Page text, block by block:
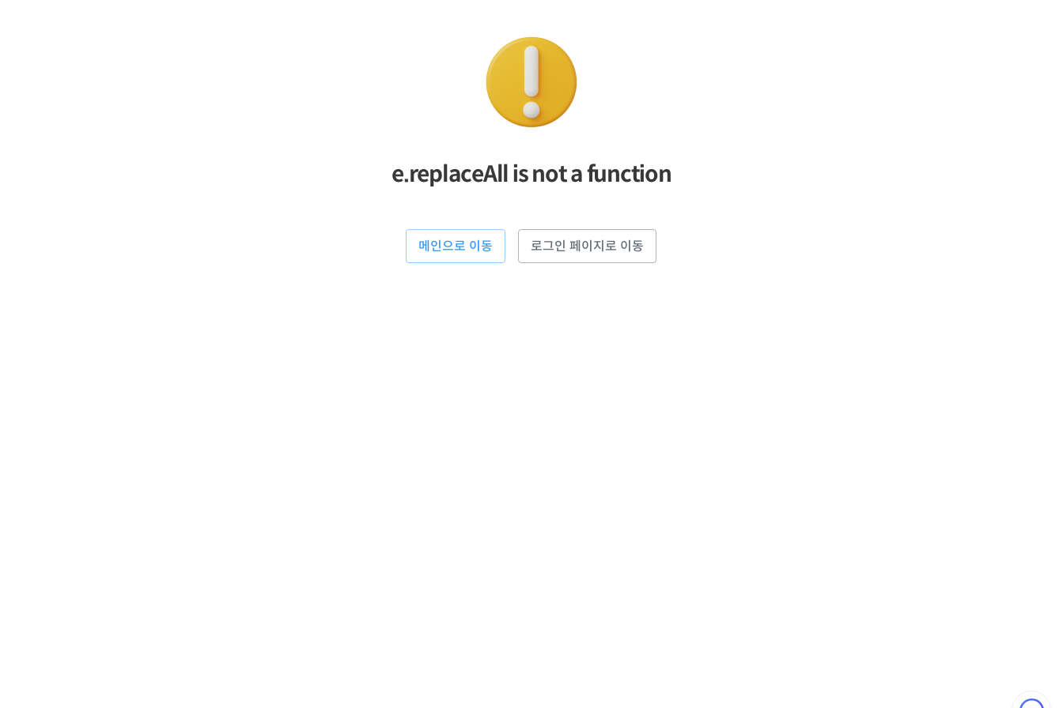
e.replaceAll is not a function
메인으로 이동 로그인 페이지로 이동